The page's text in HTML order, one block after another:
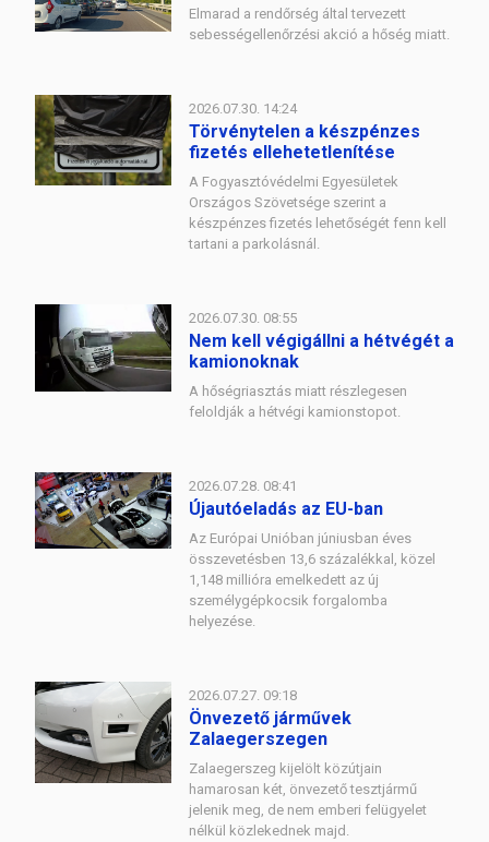
Elmarad a rendőrség által tervezett
sebességellenőrzési akció a hőség miatt.
2026.07.30. 14:24
Törvénytelen a készpénzes
fizetés ellehetetlenítése
A Fogyasztóvédelmi Egyesületek
Országos Szövetsége szerint a
készpénzes fizetés lehetőségét fenn kell
tartani a parkolásnál.
2026.07.30. 08:55
Nem kell végigállni a hétvégét a
kamionoknak
A hőségriasztás miatt részlegesen
feloldják a hétvégi kamionstopot.
2026.07.28. 08:41
Újautóeladás az EU-ban
Az Európai Unióban júniusban éves
összevetésben 13,6 százalékkal, közel
1,148 millióra emelkedett az új
személygépkocsik forgalomba
helyezése.
2026.07.27. 09:18
Önvezető járművek
Zalaegerszegen
Zalaegerszeg kijelölt közútjain
hamarosan két, önvezető tesztjármű
jelenik meg, de nem emberi felügyelet
nélkül közlekednek majd.